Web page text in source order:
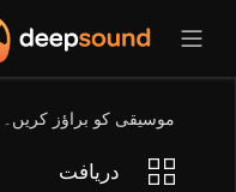
موسیقی کو براؤز کریں۔
دریافت